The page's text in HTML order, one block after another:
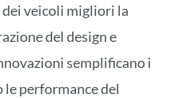
veicoli migliori la
del design e
semplificano i
performance del